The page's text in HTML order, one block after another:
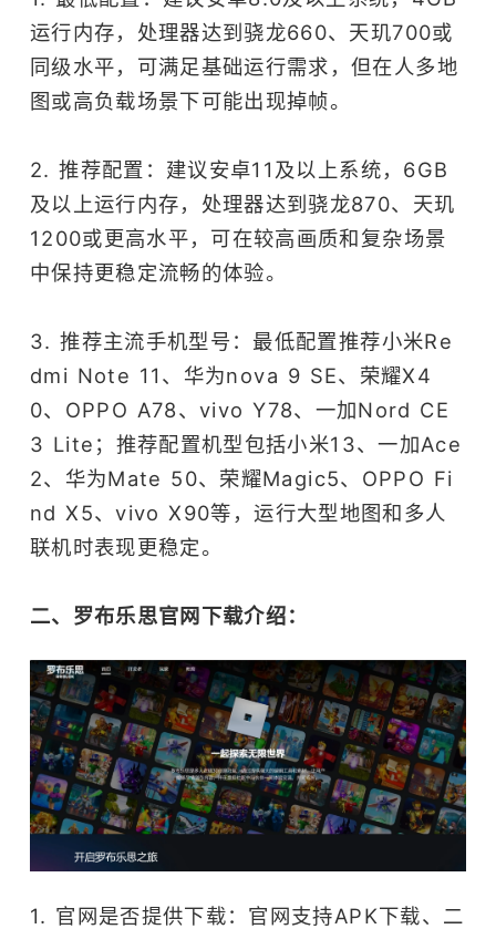
运行内存，处理器达到骁龙660、天玑700或
同级水平，可满足基础运行需求，但在人多地
图或高负载场景下可能出现掉帧。
2. 推荐配置：建议安卓11及以上系统，6GB
及以上运行内存，处理器达到骁龙870、天玑
1200或更高水平，可在较高画质和复杂场景
中保持更稳定流畅的体验。
3. 推荐主流手机型号：最低配置推荐小米Re
dmi Note 11、华为nova 9 SE、荣耀X4
0、OPPO A78、vivo Y78、一加Nord CE
3 Lite；推荐配置机型包括小米13、一加Ace
2、华为Mate 50、荣耀Magic5、OPPO Fi
nd X5、vivo X90等，运行大型地图和多人
联机时表现更稳定。
二、罗布乐思官网下载介绍：
1. 官网是否提供下载：官网支持APK下载、二